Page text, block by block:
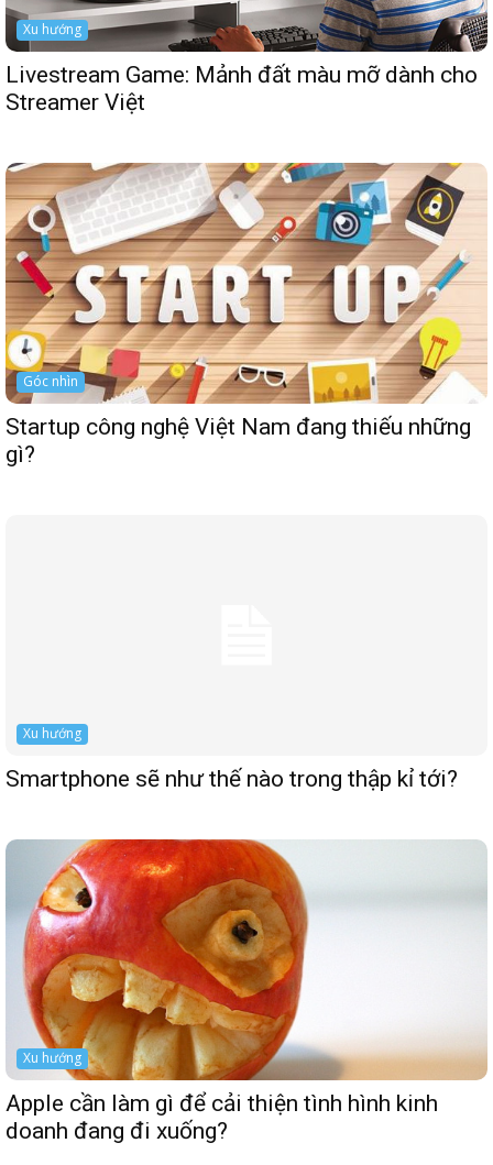
Xu hướng
Livestream Game: Mảnh đất màu mỡ dành cho
Streamer Việt
Góc nhìn
Startup công nghệ Việt Nam đang thiếu những
gì?
Xu hướng
Smartphone sẽ như thế nào trong thập kỉ tới?
Xu hướng
Apple cần làm gì để cải thiện tình hình kinh
doanh đang đi xuống?